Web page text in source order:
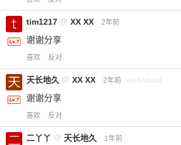
tim1217 @ XX XX 2年前
谢谢分享
喜欢 反对
天长地久 @ XX XX 2年前 via Android
谢谢分享
喜欢 反对
二丫丫 @ 天长地久 1年前